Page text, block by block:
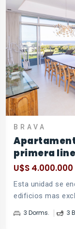
BRAVA
primera
U$S 4.000.000
Esta unidad se
edificios mas
3 Dorms. 3